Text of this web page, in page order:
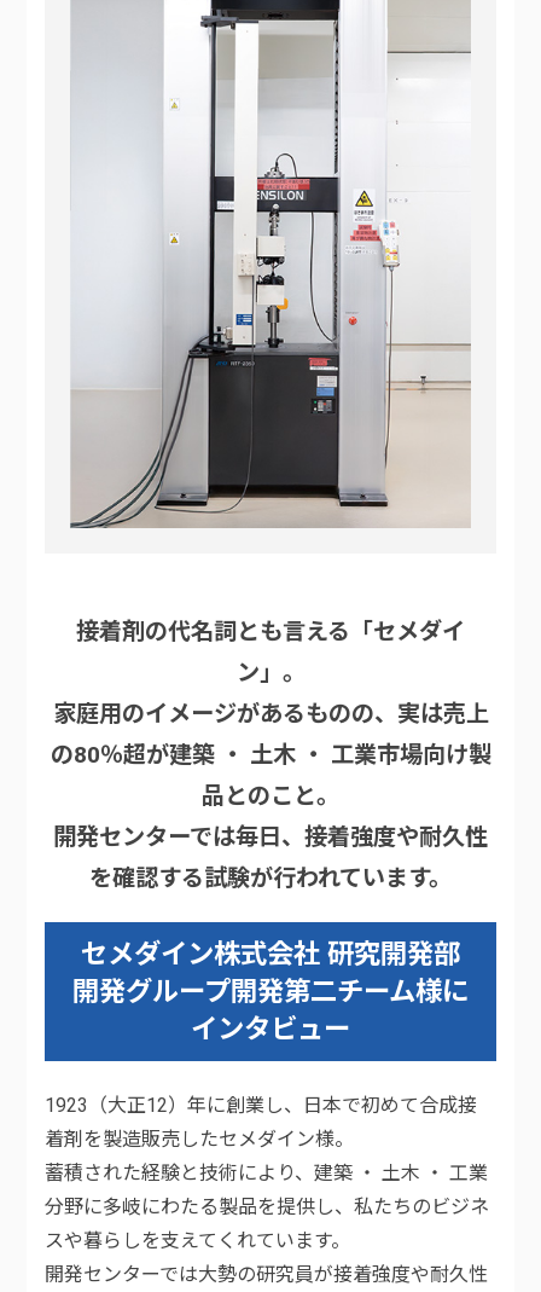
接着剤の代名詞とも言える「セメダイ
ン」。
家庭用のイメージがあるものの、実は売上
の80％超が建築 ・ 土木 ・ 工業市場向け製
品とのこと。
開発センターでは毎日、接着強度や耐久性
を確認する試験が行われています。
セメダイン株式会社 研究開発部
開発グループ開発第二チーム様に
インタビュー
1923（大正12）年に創業し、日本で初めて合成接
着剤を製造販売したセメダイン様。
蓄積された経験と技術により、建築 ・ 土木 ・ 工業
分野に多岐にわたる製品を提供し、私たちのビジネ
スや暮らしを支えてくれています。
開発センターでは大勢の研究員が接着強度や耐久性